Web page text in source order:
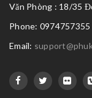
Văn Phòng : 18/35
Phone: 0974757355
Email: